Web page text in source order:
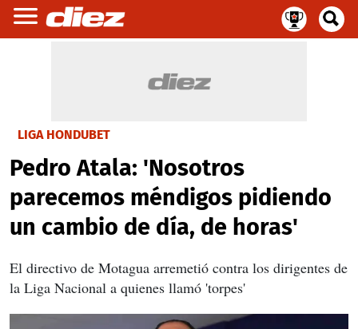
LIGA HONDUBET
Pedro Atala: 'Nosotros
parecemos méndigos pidiendo
un cambio de día, de horas'
El directivo de Motagua arremetió contra los dirigentes de
la Liga Nacional a quienes llamó 'torpes'